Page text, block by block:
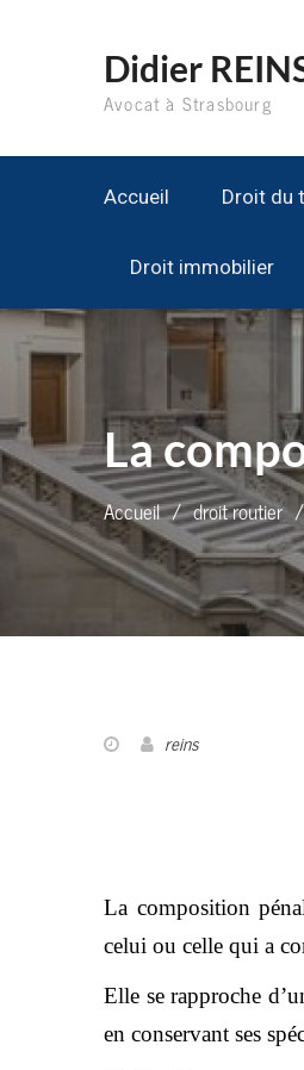
Didier
Avocat à Strasbourg
Accueil Droit du
Droit immobilier
La
Accueil droit routier
reins
La composition
celui ou celle qui a
Elle se rapproche
en conservant ses